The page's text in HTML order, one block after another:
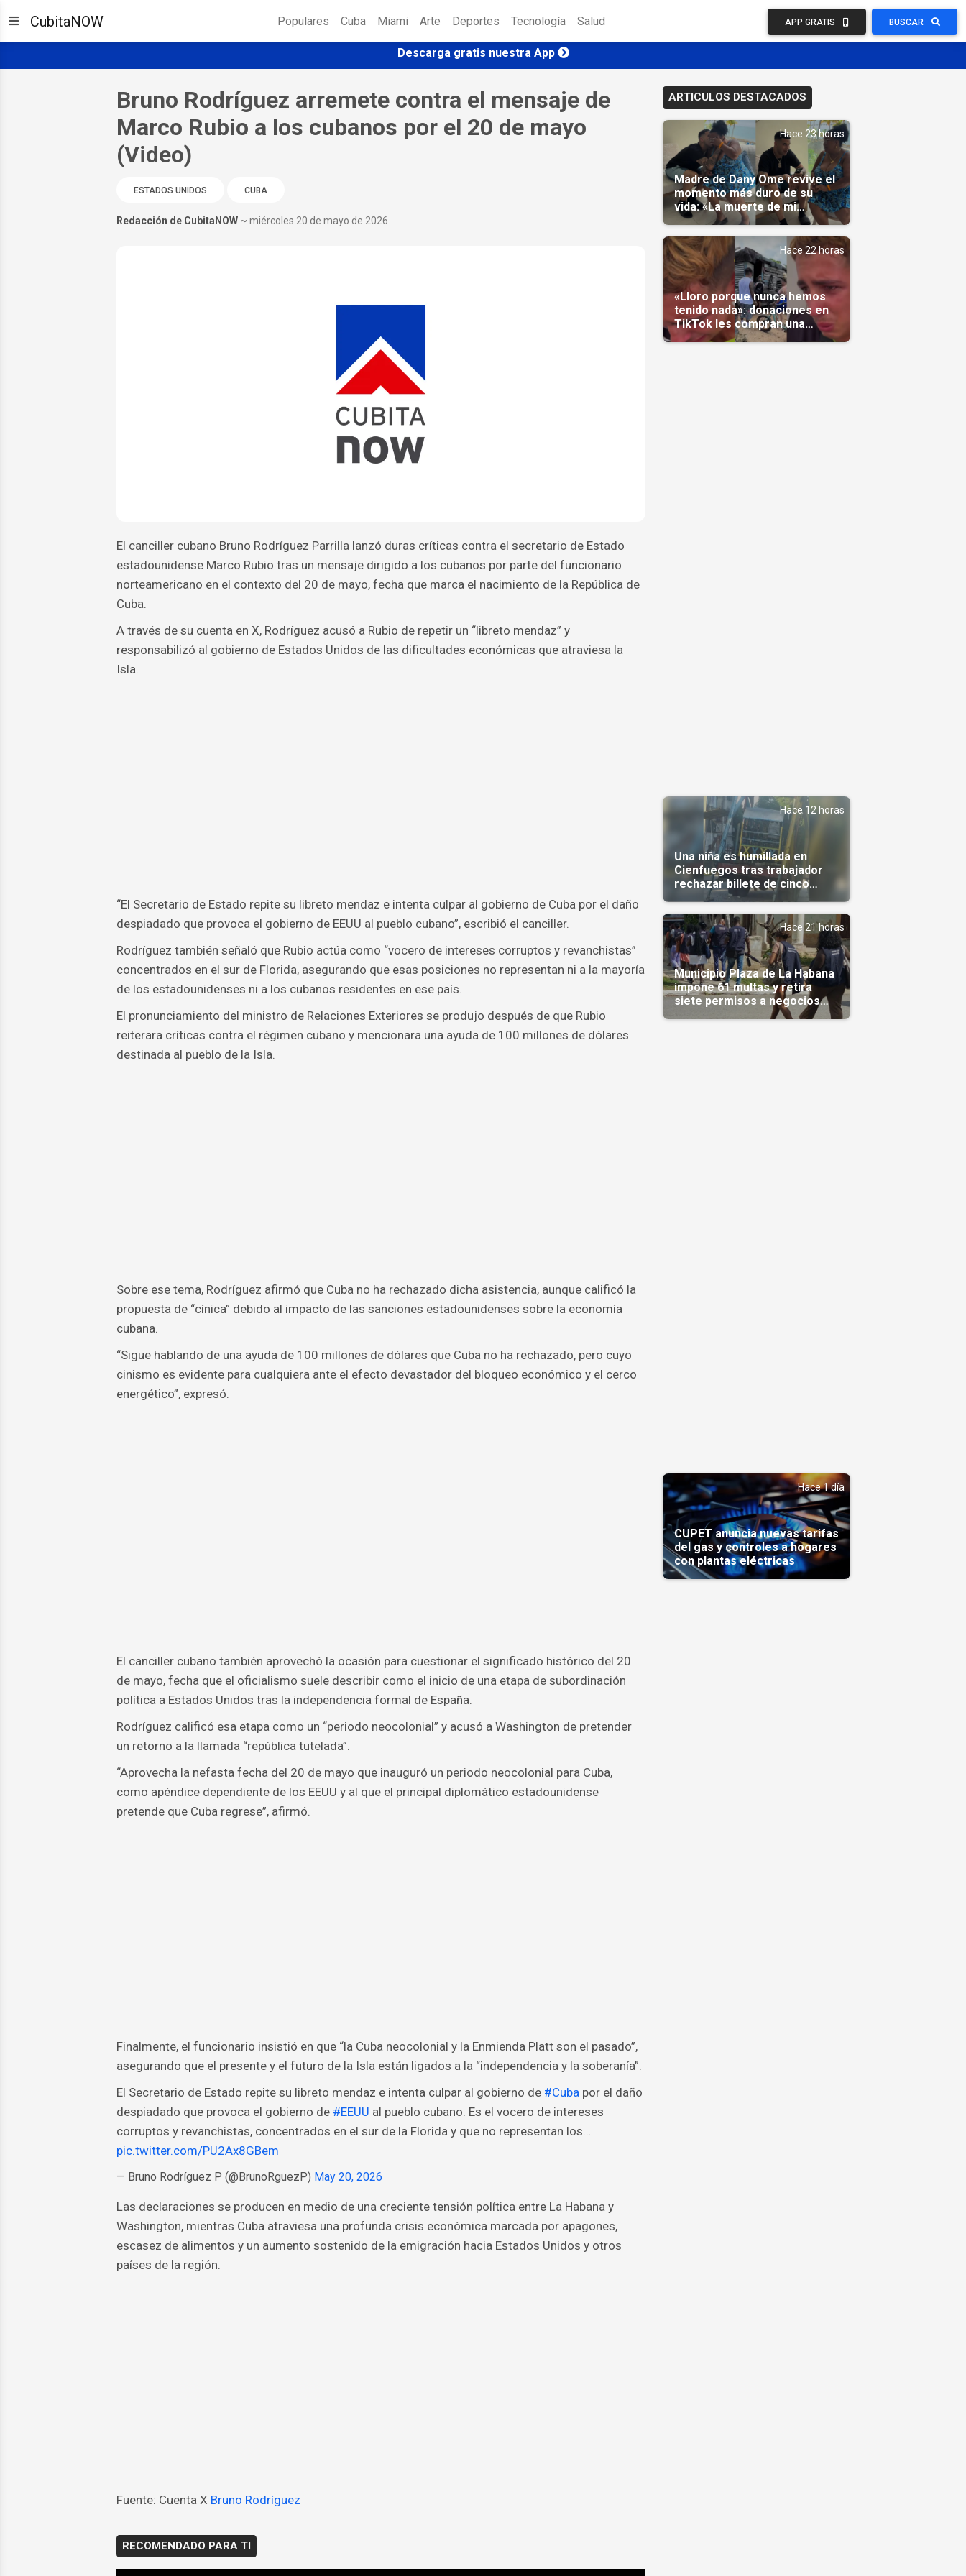
CubitaNOW Populares Cuba Miami Arte Deportes Tecnología Salud APP GRATIS BUSCAR
Descarga gratis nuestra App
Bruno Rodríguez arremete contra el mensaje de
Marco Rubio a los cubanos por el 20 de mayo
(Video)
ESTADOS UNIDOS CUBA
Redacción de CubitaNOW ~ miércoles 20 de mayo de 2026
El canciller cubano Bruno Rodríguez Parrilla lanzó duras críticas contra el secretario de Estado
estadounidense Marco Rubio tras un mensaje dirigido a los cubanos por parte del funcionario
norteamericano en el contexto del 20 de mayo, fecha que marca el nacimiento de la República de
Cuba.
A través de su cuenta en X, Rodríguez acusó a Rubio de repetir un “libreto mendaz” y
responsabilizó al gobierno de Estados Unidos de las dificultades económicas que atraviesa la
Isla.
“El Secretario de Estado repite su libreto mendaz e intenta culpar al gobierno de Cuba por el daño
despiadado que provoca el gobierno de EEUU al pueblo cubano”, escribió el canciller.
Rodríguez también señaló que Rubio actúa como “vocero de intereses corruptos y revanchistas”
concentrados en el sur de Florida, asegurando que esas posiciones no representan ni a la mayoría
de los estadounidenses ni a los cubanos residentes en ese país.
El pronunciamiento del ministro de Relaciones Exteriores se produjo después de que Rubio
reiterara críticas contra el régimen cubano y mencionara una ayuda de 100 millones de dólares
destinada al pueblo de la Isla.
Sobre ese tema, Rodríguez afirmó que Cuba no ha rechazado dicha asistencia, aunque calificó la
propuesta de “cínica” debido al impacto de las sanciones estadounidenses sobre la economía
cubana.
“Sigue hablando de una ayuda de 100 millones de dólares que Cuba no ha rechazado, pero cuyo
cinismo es evidente para cualquiera ante el efecto devastador del bloqueo económico y el cerco
energético”, expresó.
El canciller cubano también aprovechó la ocasión para cuestionar el significado histórico del 20
de mayo, fecha que el oficialismo suele describir como el inicio de una etapa de subordinación
política a Estados Unidos tras la independencia formal de España.
Rodríguez calificó esa etapa como un “periodo neocolonial” y acusó a Washington de pretender
un retorno a la llamada “república tutelada”.
“Aprovecha la nefasta fecha del 20 de mayo que inauguró un periodo neocolonial para Cuba,
como apéndice dependiente de los EEUU y al que el principal diplomático estadounidense
pretende que Cuba regrese”, afirmó.
Finalmente, el funcionario insistió en que “la Cuba neocolonial y la Enmienda Platt son el pasado”,
asegurando que el presente y el futuro de la Isla están ligados a la “independencia y la soberanía”.
El Secretario de Estado repite su libreto mendaz e intenta culpar al gobierno de #Cubapor el daño
despiadado que provoca el gobierno de #EEUU al pueblo cubano. Es el vocero de intereses
corruptos y revanchistas, concentrados en el sur de la Florida y que no representan los…
pic.twitter.com/PU2Ax8GBem
— Bruno Rodríguez P (@BrunoRguezP) May 20, 2026
Las declaraciones se producen en medio de una creciente tensión política entre La Habana y
Washington, mientras Cuba atraviesa una profunda crisis económica marcada por apagones,
escasez de alimentos y un aumento sostenido de la emigración hacia Estados Unidos y otros
países de la región.
Fuente: Cuenta X Bruno Rodríguez
RECOMENDADO PARA TI
ARTICULOS DESTACADOS
Hace 23 horas
Madre de Dany Ome revive el
momento más duro de su
vida: «La muerte de mi
nieto»(Video)
Hace 22 horas
«Lloro porque nunca hemos
tenido nada»: donaciones en
TikTok les compran una
casa(Video)
Hace 12 horas
Una niña es humillada en
Cienfuegos tras trabajador
rechazar billete de cinco
pesos
Hace 21 horas
Municipio Plaza de La Habana
impone 61 multas y retira
siete permisos a negocios
Hace 1 día
CUPET anuncia nuevas tarifas
del gas y controles a hogares
con plantas eléctricas